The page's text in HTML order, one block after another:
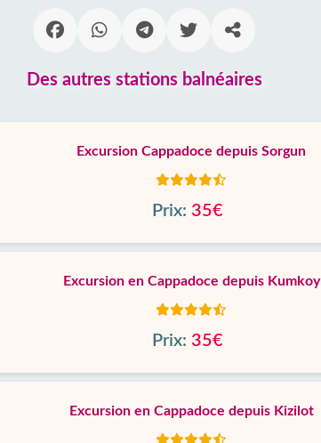
Des autres stations balnéaires
Excursion Cappadoce depuis Sorgun
Prix: 35€
Excursion en Cappadoce depuis Kumkoy
Prix: 35€
Excursion en Cappadoce depuis Kizilot